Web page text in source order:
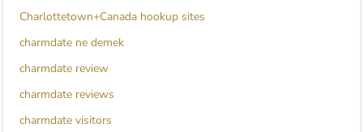
Charlottetown+Canada hookup sites
charmdate ne demek
charmdate review
charmdate reviews
charmdate visitors